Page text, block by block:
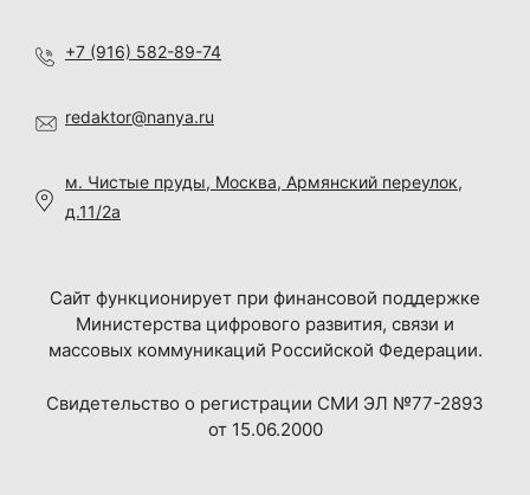
+7 (916) 582-89-74
redaktor@nanya.ru
м. Чистые пруды, Москва, Армянский переулок,
д.11/2а
Сайт функционирует при финансовой поддержке
Министерства цифрового развития, связи и
массовых коммуникаций Российской Федерации.
Свидетельство о регистрации СМИ ЭЛ №77-2893
от 15.06.2000